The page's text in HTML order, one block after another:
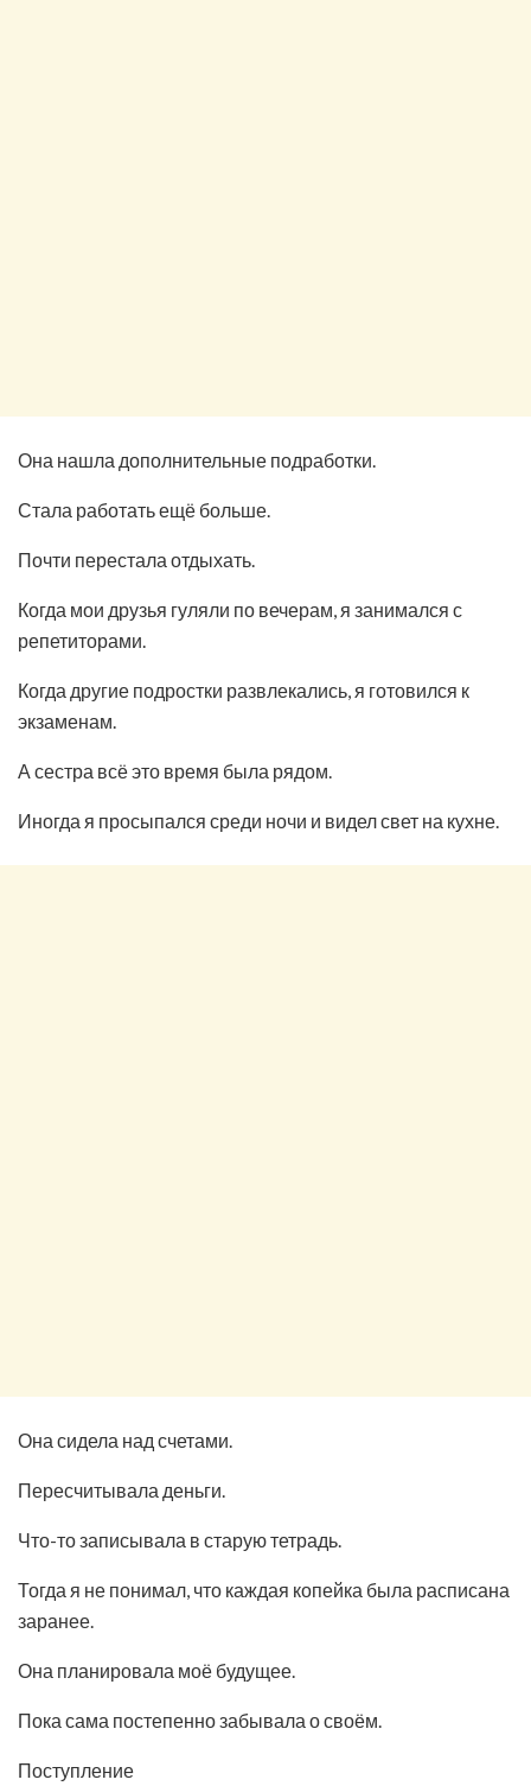
Она нашла дополнительные подработки.
Стала работать ещё больше.
Почти перестала отдыхать.
Когда мои друзья гуляли по вечерам, я занимался с
репетиторами.
Когда другие подростки развлекались, я готовился к
экзаменам.
А сестра всё это время была рядом.
Иногда я просыпался среди ночи и видел свет на кухне.
Она сидела над счетами.
Пересчитывала деньги.
Что-то записывала в старую тетрадь.
Тогда я не понимал, что каждая копейка была расписана
заранее.
Она планировала моё будущее.
Пока сама постепенно забывала о своём.
Поступление